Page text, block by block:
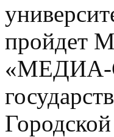
пройдет
«МЕДИА-